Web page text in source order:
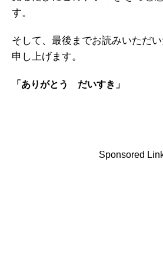
す。
そして、最後までお読みいただ
申し上げます。
「ありがとう だいすき」
Sponsored